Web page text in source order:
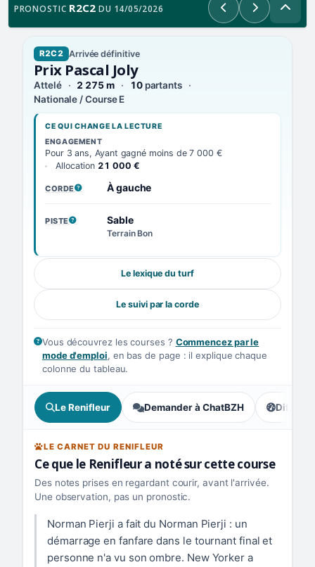
PRONOSTIC R2C2 DU 14/05/2026 PrécédentSuivant
R2C2 Arrivée définitive
Prix Pascal Joly
Attelé 2 275 m 10partants
Nationale / Course E
CE QUI CHANGE LA LECTURE
ENGAGEMENT
Pour 3 ans, Ayant gagné moins de 7 000 €
Allocation 21 000 €
CORDE
, VOIR LA DÉFINITION
À gauche
PISTE
, VOIR LA DÉFINITION
Sable
Terrain Bon
Le lexique du turf
Le suivi par la corde
Vous découvrez les courses ? Commencez par le
mode d'emploi, en bas de page : il explique chaque
colonne du tableau.
Le Renifleur Demander à ChatBZH ,
LE CARNET DU RENIFLEUR
Ce que le Renifleur a noté sur cette course
Des notes prises en regardant courir, avant l'arrivée.
Une observation, pas un pronostic.
Norman Pierji a fait du Norman Pierji : un
démarrage en fanfare dans le tournant final et
personne n'a vu son ombre. New Yorker a